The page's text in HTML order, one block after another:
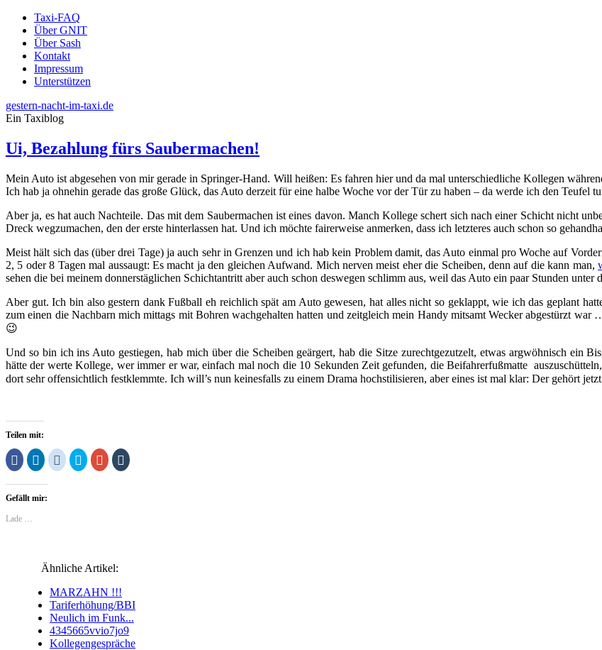
Taxi-FAQ
Über GNIT
Über Sash
Kontakt
Impressum
Unterstützen
gestern-nacht-im-taxi.de
Ein Taxiblog
Ui, Bezahlung fürs Saubermachen!
Mein Auto ist abgesehen von mir gerade in Springer-Hand. Will heißen: Es fahren hier und da mal unterschiedliche Kollegen
Ich hab ja ohnehin gerade das große Glück, das Auto derzeit für eine halbe Woche vor der Tür zu haben – da werde ich den Teufel
Aber ja, es hat auch Nachteile. Das mit dem Saubermachen ist eines davon. Manch Kollege schert sich nach einer Schicht nicht
Dreck wegzumachen, den der erste hinterlassen hat. Und ich möchte fairerweise anmerken, dass ich letzteres auch schon so
Meist hält sich das (über drei Tage) ja auch sehr in Grenzen und ich hab kein Problem damit, das Auto einmal pro Woche auf
2, 5 oder 8 Tagen mal aussaugt: Es macht ja den gleichen Aufwand. Mich nerven meist eher die Scheiben, denn auf die kann man,
sehen die bei meinem donnerstäglichen Schichtantritt aber auch schon deswegen schlimm aus, weil das Auto ein paar Stunden unter
Aber gut. Ich bin also gestern dank Fußball eh reichlich spät am Auto gewesen, hat alles nicht so geklappt, wie ich das geplant
zum einen die Nachbarn mich mittags mit Bohren wachgehalten hatten und zeitgleich mein Handy mitsamt Wecker abgestürzt
😉
Und so bin ich ins Auto gestiegen, hab mich über die Scheiben geärgert, hab die Sitze zurechtgezutzelt, etwas argwöhnisch ein
hätte der werte Kollege, wer immer er war, einfach mal noch die 10 Sekunden Zeit gefunden, die Beifahrerfußmatte
dort sehr offensichtlich festklemmte. Ich will’s nun keinesfalls zu einem Drama hochstilisieren, aber eines ist mal klar: Der gehört
Teilen mit:
Klick,
um
Facebook
teilen
in
neuem
Klick,
um
LinkedIn
teilen
Klick,
um
Klick,
um
über
Zum
Teilen
Klick,
um
Gefällt mir:
Lade …
Ähnliche Artikel:
MARZAHN !!!
Tariferhöhung/BBI
Neulich im Funk...
4345665vvio7jo9
Kollegengespräche